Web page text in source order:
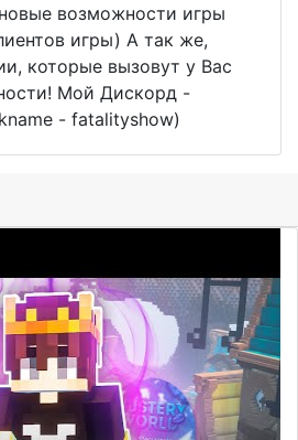
возможности игры
игры) А так же,
которые вызовут у Вас
Мой Дискорд -
- fatalityshow)